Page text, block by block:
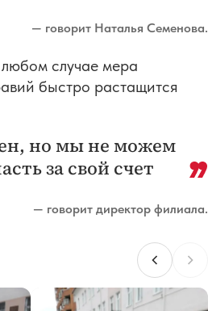
— говорит Наталья Семенова.
случае мера
быстро растащится
но мы не можем
за свой счет
— говорит директор филиала.